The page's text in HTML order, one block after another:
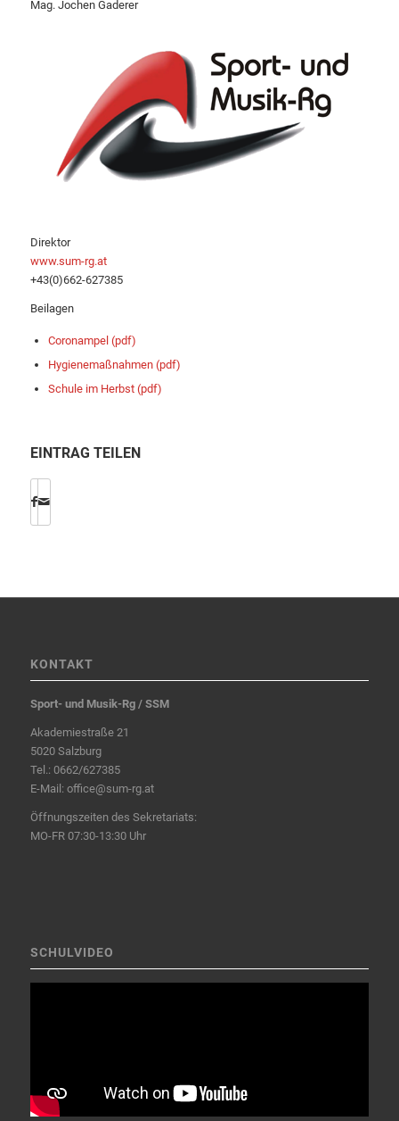
Mag. Jochen Gaderer
Direktor
www.sum-rg.at
+43(0)662-627385
Beilagen
Coronampel (pdf)
Hygienemaßnahmen (pdf)
Schule im Herbst (pdf)
EINTRAG TEILEN
KONTAKT
Sport- und Musik-Rg / SSM
Akademiestraße 21
5020 Salzburg
Tel.: 0662/627385
E-Mail: office@sum-rg.at
Öffnungszeiten des Sekretariats:
MO-FR 07:30-13:30 Uhr
SCHULVIDEO